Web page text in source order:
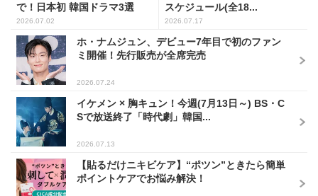
で！日本初 韓国ドラマ3選
2026.07.02
スケジュール(全18...
2026.07.17
ホ・ナムジュン、デビュー7年目で初のファン
ミ開催！先行販売が全席完売
2026.07.24
イケメン × 胸キュン！今週(7月13日～) BS・C
Sで放送終了「時代劇」韓国...
2026.07.13
【貼るだけニキビケア】“ポツン”ときたら簡単
ポイントケアでお悩み解決！